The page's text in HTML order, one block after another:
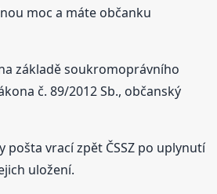
moc a máte občanku
základě soukromoprávního
č. 89/2012 Sb., občanský
pošta vrací zpět ČSSZ po uplynutí
uložení.